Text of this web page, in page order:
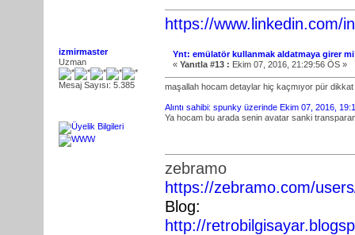
https://www.linkedin.com/
izmirmaster
Uzman
Mesaj Sayısı: 5.385
Ynt: emülatör kullanmak aldatmaya girer
« Yanıtla #13 : Ekim 07, 2016, 21:29:56 ÖS »
maşallah hocam detaylar hiç kaçmıyor pür dikkat
Alıntı sahibi: spunky üzerinde Ekim 07, 2016,
Ya hocam bu arada senin avatar sanki
zebramo
https://zebramo.com/
Blog:
http://